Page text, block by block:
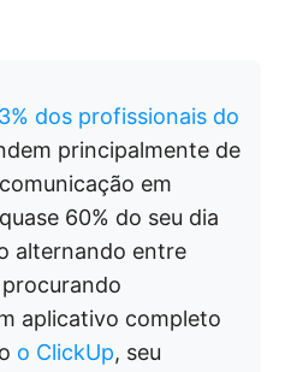
dos profissionais do
principalmente de
em
60% do seu dia
alternando entre
aplicativo completo
o ClickUp, seu